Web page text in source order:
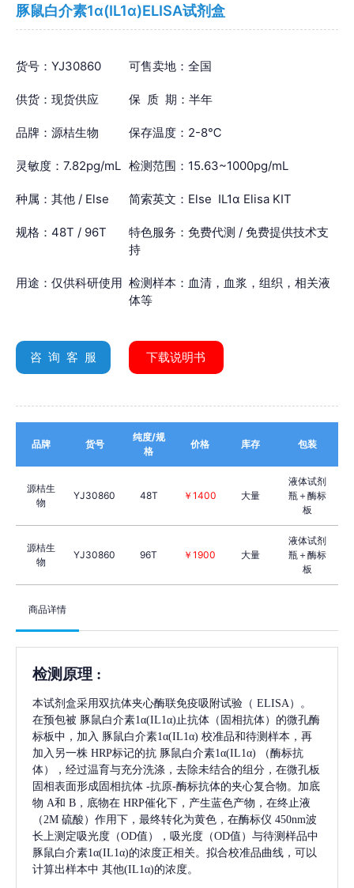
豚鼠白介素1α(IL1α)ELISA试剂盒
货号：YJ30860 可售卖地：全国
供货：现货供应 保 质 期：半年
品牌：源桔生物 保存温度：2-8℃
灵敏度：7.82pg/mL 检测范围：15.63~1000pg/mL
种属：其他 / Else 简索英文：Else IL1α Elisa KIT
规格：48T / 96T
特色服务：免费代测 / 免费提供技术支
持
用途：仅供科研使用 检测样本：血清，血浆，组织，相关液
体等
咨 询 客 服 下载说明书
品牌 货号
纯度/规
格
价格 库存 包装
源桔生
物
YJ30860 48T ￥1400 大量
液体试剂
瓶＋酶标
板
源桔生
物
YJ30860 96T ￥1900 大量
液体试剂
瓶＋酶标
板
商品详情
检测原理 :
本试剂盒采用双抗体夹心酶联免疫吸附试验（ ELISA）。
在预包被 豚鼠白介素1α(IL1α) 止抗体（固相抗体）的微孔酶
标板中，加入 豚鼠白介素1α(IL1α) 校准品和待测样本，再
加入另一株 HRP标记的抗 豚鼠白介素1α(IL1α)
（酶标抗
体），经过温育与充分洗涤，去除未结合的组分，在微孔板
固相表面形成固相抗体 -抗原-酶标抗体的夹心复合物。加底
物 A和 B，底物在 HRP催化下，产生蓝色产物，在终止液
（2M 硫酸）作用下，最终转化为黄色，在酶标仪 450nm波
长上测定吸光度（OD值），吸光度（OD值）与待测样品中
豚鼠白介素1α(IL1α)的浓度正相关。拟合校准品曲线，可以
计算出样本中 其他(IL1α)的浓度。